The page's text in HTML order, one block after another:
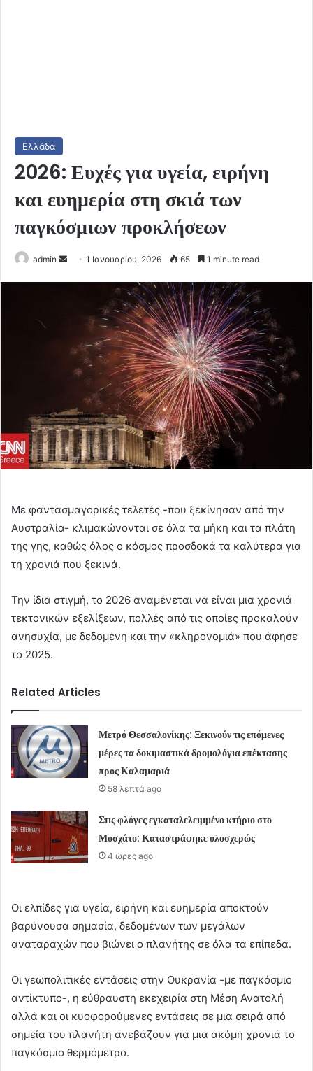
Ελλάδα
2026: Ευχές για υγεία, ειρήνη
και ευημερία στη σκιά των
παγκόσμιων προκλήσεων
admin
Send1 Ιανουαρίου, 2026 65 1 minute read
Με φαντασμαγορικές τελετές -που ξεκίνησαν από την
Αυστραλία- κλιμακώνονται σε όλα τα μήκη και τα πλάτη
της γης, καθώς όλος ο κόσμος προσδοκά τα καλύτερα για
τη χρονιά που ξεκινά.
Την ίδια στιγμή, το 2026 αναμένεται να είναι μια χρονιά
τεκτονικών εξελίξεων, πολλές από τις οποίες προκαλούν
ανησυχία, με δεδομένη και την «κληρονομιά» που άφησε
το 2025.
Related Articles
Μετρό Θεσσαλονίκης: Ξεκινούν τις επόμενες
μέρες τα δοκιμαστικά δρομολόγια επέκτασης
προς Καλαμαριά
58 λεπτά ago
Στις φλόγες εγκαταλελειμμένο κτήριο στο
Μοσχάτο: Καταστράφηκε ολοσχερώς
4 ώρες ago
Οι ελπίδες για υγεία, ειρήνη και ευημερία αποκτούν
βαρύνουσα σημασία, δεδομένων των μεγάλων
αναταραχών που βιώνει ο πλανήτης σε όλα τα επίπεδα.
Οι γεωπολιτικές εντάσεις στην Ουκρανία -με παγκόσμιο
αντίκτυπο-, η εύθραυστη εκεχειρία στη Μέση Ανατολή
αλλά και οι κυοφορούμενες εντάσεις σε μια σειρά από
σημεία του πλανήτη ανεβάζουν για μια ακόμη χρονιά το
παγκόσμιο θερμόμετρο.